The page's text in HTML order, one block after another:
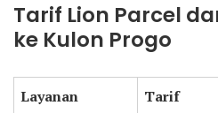
Tarif Lion Parcel
ke Kulon Progo
Layanan Tarif